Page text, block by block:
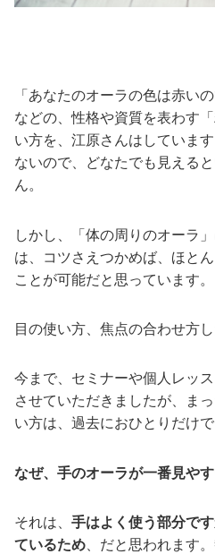
「あなたのオーラの色は赤い
などの、性格や資質を表わす
い方を、江原さんはしていま
ないので、どなたでも見える
ん。
しかし、「体の周りのオーラ
は、コツさえつかめば、ほと
ことが可能だと思っています。
目の使い方、焦点の合わせ方
今まで、セミナーや個人レッ
させていただきましたが、ま
い方は、過去におひとりだけで
なぜ、手のオーラが一番見やす
それは、 手はよく使う部分で
ているため 、だと思われます